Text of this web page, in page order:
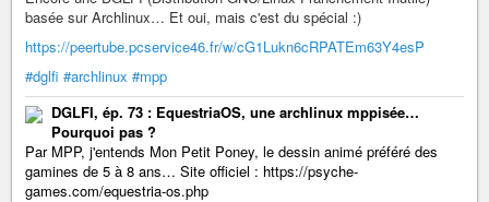
basée sur Archlinux… Et oui, mais c'est du spécial :)
https://peertube.pcservice46.fr/w/cG1Lukn6cRPATEm63Y4esP
#dglfi #archlinux #mpp
DGLFI, ép. 73 : EquestriaOS, une archlinux mppisée…
Pourquoi pas ?
Par MPP, j'entends Mon Petit Poney, le dessin animé préféré des
gamines de 5 à 8 ans… Site officiel : https://psyche-
games.com/equestria-os.php